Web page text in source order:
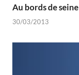
Au bords de seine
30/03/2013